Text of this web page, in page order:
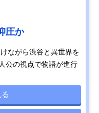
圧か
ながら渋谷と異世界を
公の視点で物語が進行